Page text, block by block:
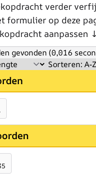
verder
formulier op deze
aanpassen ↓
gevonden (0,016